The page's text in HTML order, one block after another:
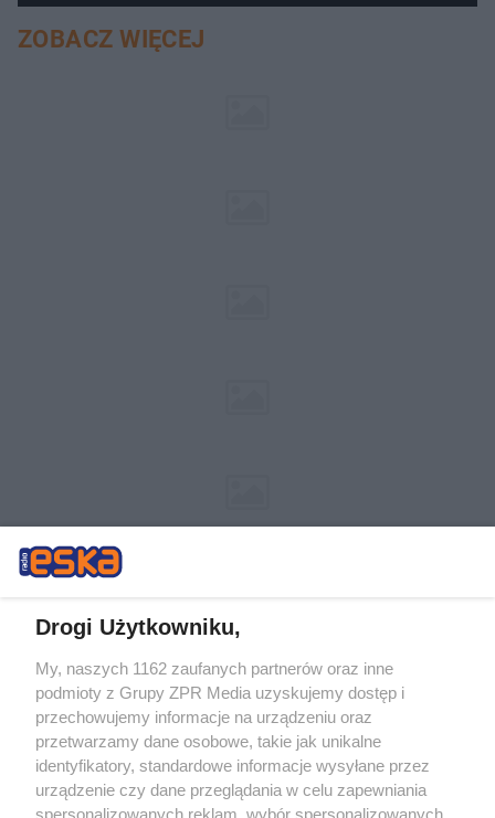
ZOBACZ WIĘCEJ
Żaden utwór zamieszczony w serwisie nie może być powielany i
rozpowszechniany lub dalej rozpowszechniany w jakikolwiek sposób (w
tym także elektroniczny lub mechaniczny) na jakimkolwiek polu
eksploatacji w jakiejkolwiek formie, włącznie z umieszczaniem w
Internecie bez pisemnej zgody właściciela praw. Jakiekolwiek użycie lub
wykorzystanie utworów w całości lub w części z naruszeniem prawa,
tzn. bez właściwej zgody, jest zabronione pod groźbą kary i może być
ścigane prawnie.
Drogi Użytkowniku,
My, naszych 1162 zaufanych partnerów oraz inne
podmioty z Grupy ZPR Media uzyskujemy dostęp i
przechowujemy informacje na urządzeniu oraz
przetwarzamy dane osobowe, takie jak unikalne
identyfikatory, standardowe informacje wysyłane przez
urządzenie czy dane przeglądania w celu zapewniania
spersonalizowanych reklam, wybór spersonalizowanych